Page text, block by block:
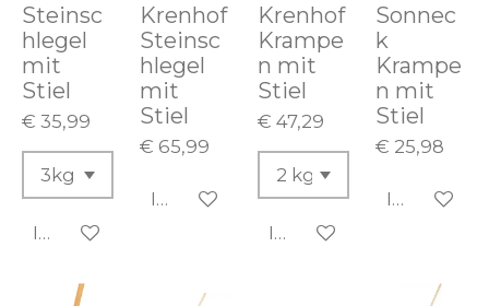
Steinsc
hlegel
mit
Stiel
€ 35,99
In den Warenkorb
Krenhof
Steinsc
hlegel
mit
Stiel
€ 65,99
In den Warenkorb
Krenhof
Krampe
n mit
Stiel
€ 47,29
In den Warenkorb
Sonnec
k
Krampe
n mit
Stiel
€ 25,98
In den